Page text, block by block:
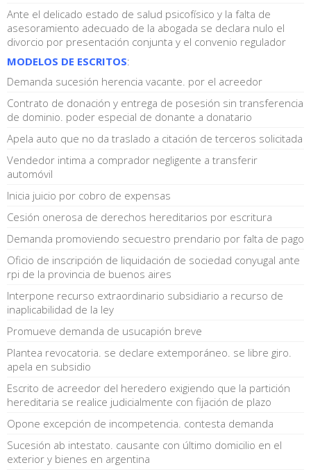
Ante el delicado estado de salud psicofísico y la falta de
asesoramiento adecuado de la abogada se declara nulo el
divorcio por presentación conjunta y el convenio regulador
MODELOS DE ESCRITOS:
Demanda sucesión herencia vacante. por el acreedor
Contrato de donación y entrega de posesión sin transferencia
de dominio. poder especial de donante a donatario
Apela auto que no da traslado a citación de terceros solicitada
Vendedor intima a comprador negligente a transferir
automóvil
Inicia juicio por cobro de expensas
Cesión onerosa de derechos hereditarios por escritura
Demanda promoviendo secuestro prendario por falta de pago
Oficio de inscripción de liquidación de sociedad conyugal ante
rpi de la provincia de buenos aires
Interpone recurso extraordinario subsidiario a recurso de
inaplicabilidad de la ley
Promueve demanda de usucapión breve
Plantea revocatoria. se declare extemporáneo. se libre giro.
apela en subsidio
Escrito de acreedor del heredero exigiendo que la partición
hereditaria se realice judicialmente con fijación de plazo
Opone excepción de incompetencia. contesta demanda
Sucesión ab intestato. causante con último domicilio en el
exterior y bienes en argentina